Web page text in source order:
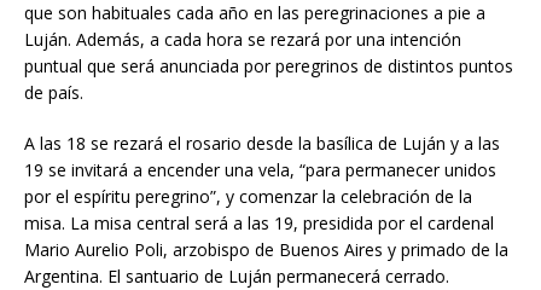
que son habituales cada año en las peregrinaciones a pie a
Luján. Además, a cada hora se rezará por una intención
puntual que será anunciada por peregrinos de distintos puntos
de país.
A las 18 se rezará el rosario desde la basílica de Luján y a las
19 se invitará a encender una vela, “para permanecer unidos
por el espíritu peregrino”, y comenzar la celebración de la
misa. La misa central será a las 19, presidida por el cardenal
Mario Aurelio Poli, arzobispo de Buenos Aires y primado de la
Argentina. El santuario de Luján permanecerá cerrado.